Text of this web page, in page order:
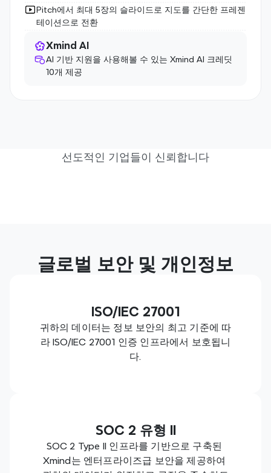
Pitch에서 최대 5장의 슬라이드로 지도를 간단한 프레젠
테이션으로 전환
Xmind AI
AI 기반 지원을 사용해볼 수 있는 Xmind AI 크레딧
10개 제공
선도적인 기업들이 신뢰합니다
글로벌 보안 및 개인정보
ISO/IEC 27001
귀하의 데이터는 정보 보안의 최고 기준에 따
라 ISO/IEC 27001 인증 인프라에서 보호됩니
다.
SOC 2 유형 II
SOC 2 Type II 인프라를 기반으로 구축된
Xmind는 엔터프라이즈급 보안을 제공하여